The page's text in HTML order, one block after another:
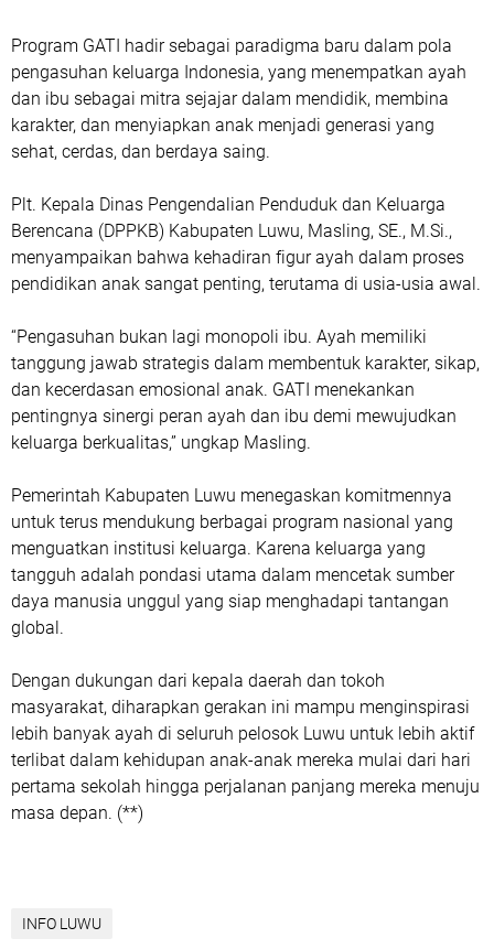
Program GATI hadir sebagai paradigma baru dalam pola
pengasuhan keluarga Indonesia, yang menempatkan ayah
dan ibu sebagai mitra sejajar dalam mendidik, membina
karakter, dan menyiapkan anak menjadi generasi yang
sehat, cerdas, dan berdaya saing.
Plt. Kepala Dinas Pengendalian Penduduk dan Keluarga
Berencana (DPPKB) Kabupaten Luwu, Masling, SE., M.Si.,
menyampaikan bahwa kehadiran figur ayah dalam proses
pendidikan anak sangat penting, terutama di usia-usia awal.
“Pengasuhan bukan lagi monopoli ibu. Ayah memiliki
tanggung jawab strategis dalam membentuk karakter, sikap,
dan kecerdasan emosional anak. GATI menekankan
pentingnya sinergi peran ayah dan ibu demi mewujudkan
keluarga berkualitas,” ungkap Masling.
Pemerintah Kabupaten Luwu menegaskan komitmennya
untuk terus mendukung berbagai program nasional yang
menguatkan institusi keluarga. Karena keluarga yang
tangguh adalah pondasi utama dalam mencetak sumber
daya manusia unggul yang siap menghadapi tantangan
global.
Dengan dukungan dari kepala daerah dan tokoh
masyarakat, diharapkan gerakan ini mampu menginspirasi
lebih banyak ayah di seluruh pelosok Luwu untuk lebih aktif
terlibat dalam kehidupan anak-anak mereka mulai dari hari
pertama sekolah hingga perjalanan panjang mereka menuju
masa depan. (**)
INFO LUWU